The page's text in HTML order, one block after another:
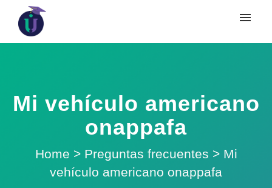
Mi vehículo americano
onappafa
Home > Preguntas frecuentes > Mi
vehículo americano onappafa